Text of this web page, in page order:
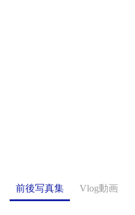
前後写真集 Vlog動画